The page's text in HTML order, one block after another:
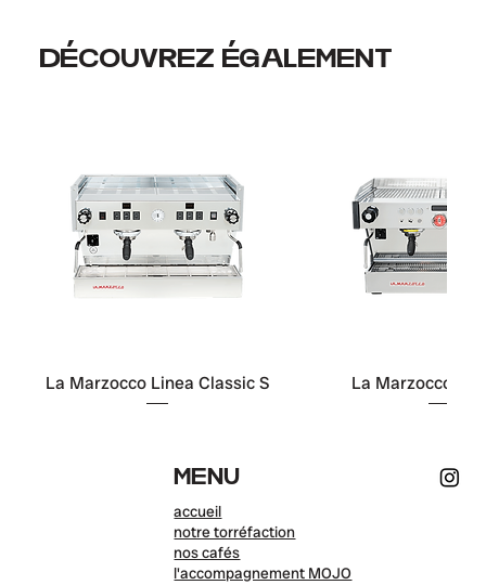
DÉCOUVREZ ÉGALEMENT
La Marzocco Linea Classic S La Marzocco
accueil
notre torréfaction
nos cafés
l'accompagnement MOJO
MENU